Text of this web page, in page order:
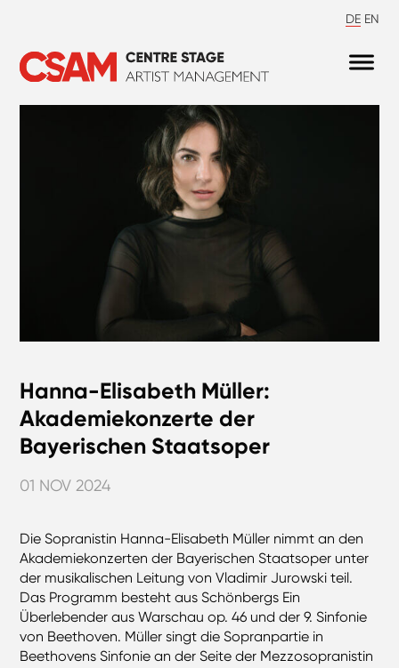
DE EN
Hanna-Elisabeth Müller:
Akademiekonzerte der
Bayerischen Staatsoper
01 NOV 2024
Die Sopranistin Hanna-Elisabeth Müller nimmt an den
Akademiekonzerten der Bayerischen Staatsoper unter
der musikalischen Leitung von Vladimir Jurowski teil.
Das Programm besteht aus Schönbergs Ein
Überlebender aus Warschau op. 46 und der 9. Sinfonie
von Beethoven. Müller singt die Sopranpartie in
Beethovens Sinfonie an der Seite der Mezzosopranistin